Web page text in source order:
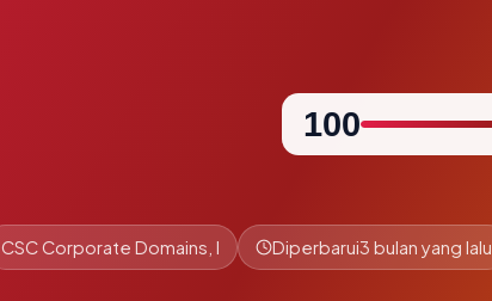
100
CSC Corporate Domains, I Diperbarui3 bulan yang lalu